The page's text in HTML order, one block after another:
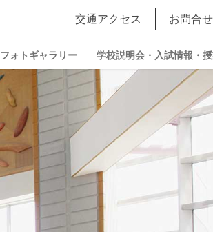
交通アクセス お問合せ
フォトギャラリー 学校説明会・入試情報・